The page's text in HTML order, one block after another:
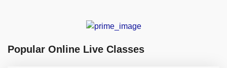
Popular Online Live Classes